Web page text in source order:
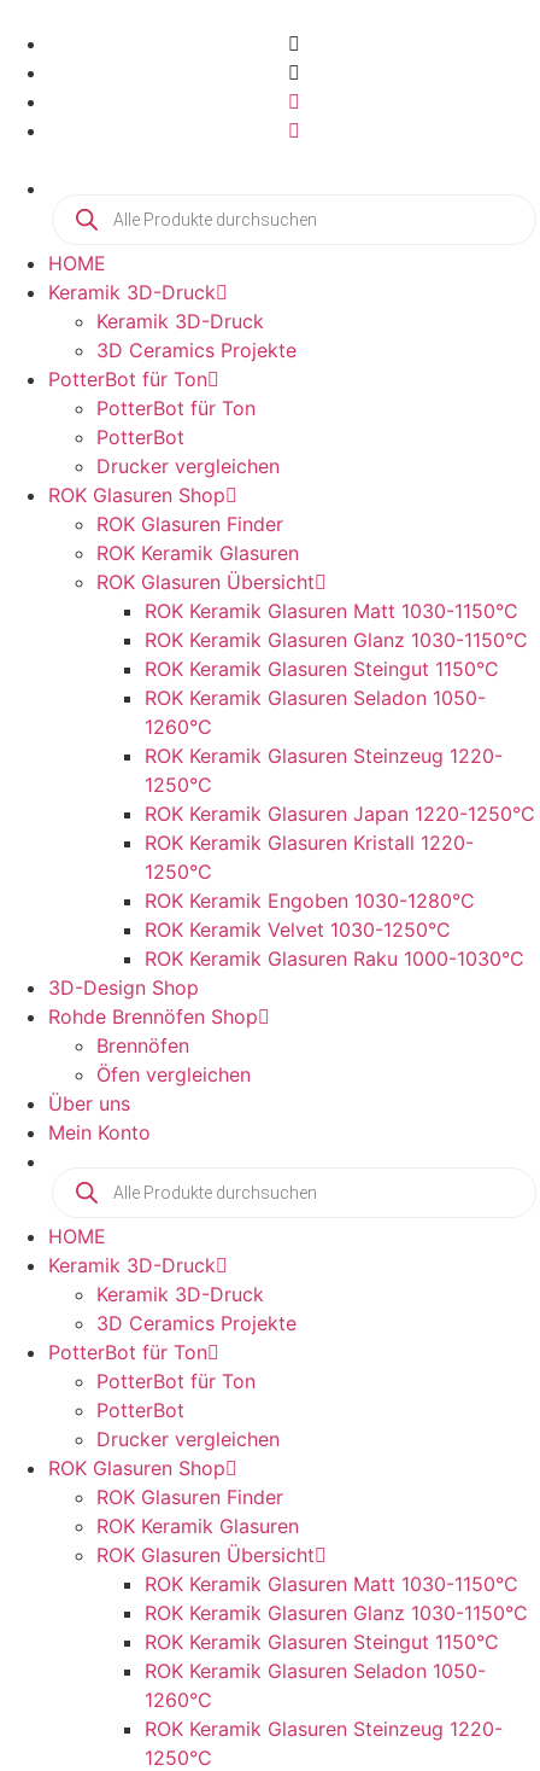
HOME
Keramik 3D-Druck
Keramik 3D-Druck
3D Ceramics Projekte
PotterBot für Ton
PotterBot für Ton
PotterBot
Drucker vergleichen
ROK Glasuren Shop
ROK Glasuren Finder
ROK Keramik Glasuren
ROK Glasuren Übersicht
ROK Keramik Glasuren Matt 1030-1150°C
ROK Keramik Glasuren Glanz 1030-1150°C
ROK Keramik Glasuren Steingut 1150°C
ROK Keramik Glasuren Seladon 1050-
1260°C
ROK Keramik Glasuren Steinzeug 1220-
1250°C
ROK Keramik Glasuren Japan 1220-1250°C
ROK Keramik Glasuren Kristall 1220-
1250°C
ROK Keramik Engoben 1030-1280°C
ROK Keramik Velvet 1030-1250°C
ROK Keramik Glasuren Raku 1000-1030°C
3D-Design Shop
Rohde Brennöfen Shop
Brennöfen
Öfen vergleichen
Über uns
Mein Konto
HOME
Keramik 3D-Druck
Keramik 3D-Druck
3D Ceramics Projekte
PotterBot für Ton
PotterBot für Ton
PotterBot
Drucker vergleichen
ROK Glasuren Shop
ROK Glasuren Finder
ROK Keramik Glasuren
ROK Glasuren Übersicht
ROK Keramik Glasuren Matt 1030-1150°C
ROK Keramik Glasuren Glanz 1030-1150°C
ROK Keramik Glasuren Steingut 1150°C
ROK Keramik Glasuren Seladon 1050-
1260°C
ROK Keramik Glasuren Steinzeug 1220-
1250°C